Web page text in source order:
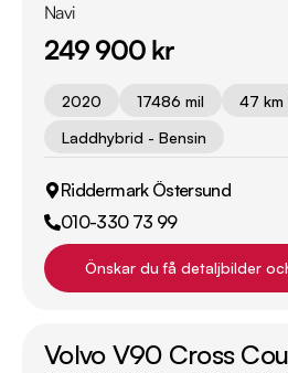
Navi
249 900 kr
2020 17486 mil
47 km
Laddhybrid - Bensin
Riddermark Östersund
010-330 73 99
Önskar du få detaljbilder
Volvo V90 Cross